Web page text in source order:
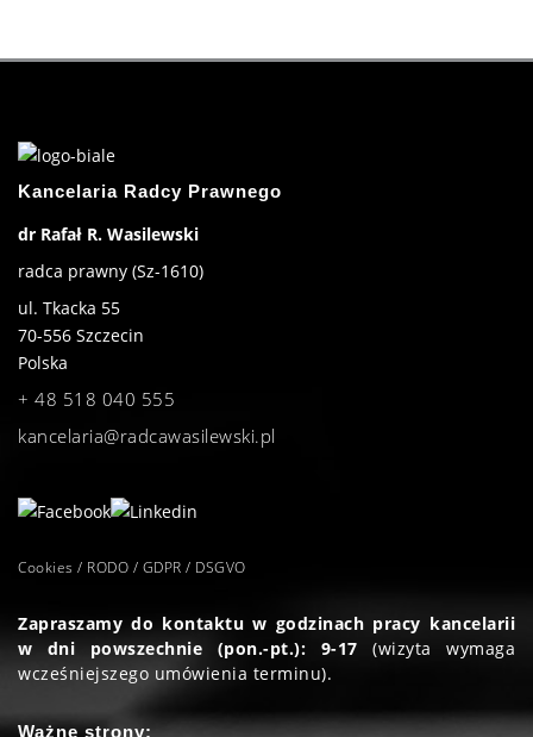
Kancelaria Radcy Prawnego
dr Rafał R. Wasilewski
radca prawny (Sz-1610)
ul. Tkacka 55
70-556 Szczecin
Polska
+ 48 518 040 555
kancelaria@radcawasilewski.pl
Cookies / RODO / GDPR / DSGVO
Zapraszamy do kontaktu w godzinach pracy kancelarii
w dni powszechnie (pon.-pt.): 9-17 (wizyta wymaga
wcześniejszego umówienia terminu).
Ważne strony: